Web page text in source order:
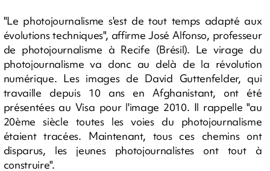
"Le photojournalisme s'est de tout temps adapté aux
évolutions techniques", affirme José Alfonso, professeur
de photojournalisme à Recife (Brésil). Le virage du
photojournalisme va donc au delà de la révolution
numérique. Les images de David Guttenfelder, qui
travaille depuis 10 ans en Afghanistant, ont été
présentées au Visa pour l'image 2010. Il rappelle "au
20ème siècle toutes les voies du photojournalisme
étaient tracées. Maintenant, tous ces chemins ont
disparus, les jeunes photojournalistes ont tout à
construire".